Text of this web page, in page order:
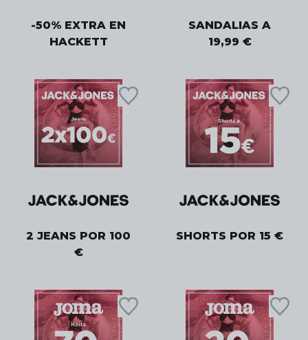
-50% EXTRA EN
HACKETT
SANDALIAS A
19,99 €
2 JEANS POR 100
€
SHORTS POR 15 €